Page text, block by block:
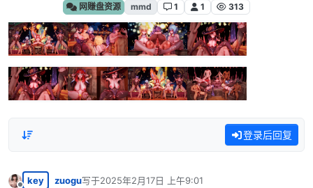
网赚盘资源 mmd 1 1 313
登录后回复
key zuogu写于2025年2月17日 上午9:01